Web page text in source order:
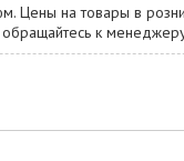
отвечают сочетания
карамели, личи,
древесины и
Цены на товары в
обращайтесь к